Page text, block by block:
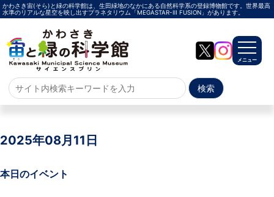
かわさき宙(そら)と緑の科学館は、生田緑地のなかにある自然科学系の登録博物館です。世界最高
水準のリアルな星空を映し出すプラネタリウム「MEGASTAR-Ⅲ FUSION」があります。
メニュー
ホーム
2025年08月11日
本日のイベント